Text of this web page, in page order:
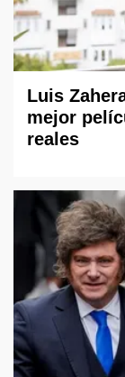
Luis
mejor
reales